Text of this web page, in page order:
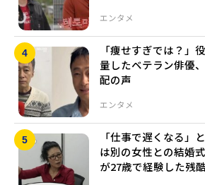
エンタメ
エンタメ
「痩せすぎでは？」
量したベテラン俳優
配の声
「仕事で遅くなる」
は別の女性との結婚
が27歳で経験した残